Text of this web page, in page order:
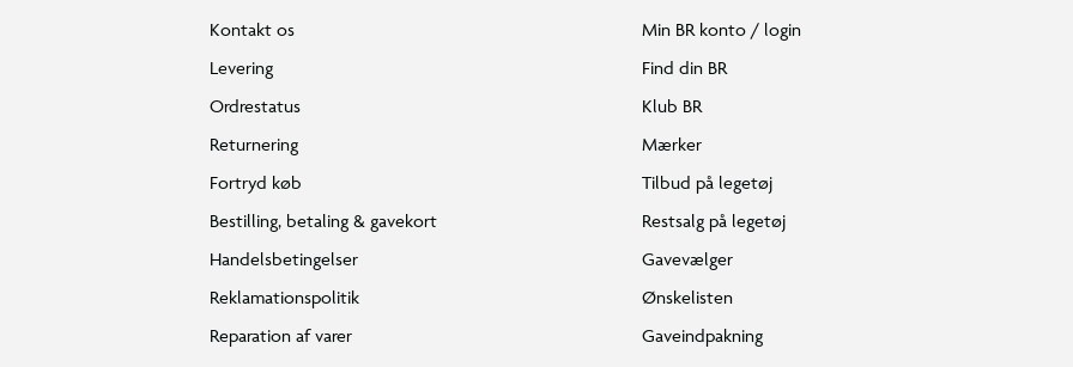
Kontakt os
Levering
Ordrestatus
Returnering
Fortryd køb
Bestilling, betaling & gavekort
Handelsbetingelser
Reklamationspolitik
Reparation af varer
Min BR konto / login
Find din BR
Klub BR
Mærker
Tilbud på legetøj
Restsalg på legetøj
Gavevælger
Ønskelisten
Gaveindpakning